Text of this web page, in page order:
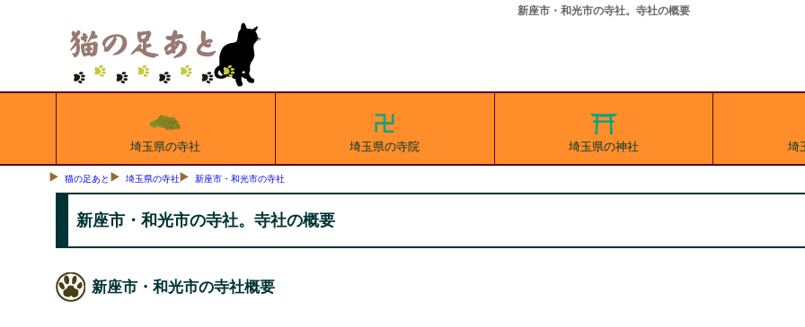
新座市・和光市の寺社。寺社の概要
埼玉県の寺社 埼玉県の寺院 埼玉県の神社 埼
猫の足あと 埼玉県の寺社 新座市・和光市の寺社
新座市・和光市の寺社。寺社の概要
新座市・和光市の寺社概要